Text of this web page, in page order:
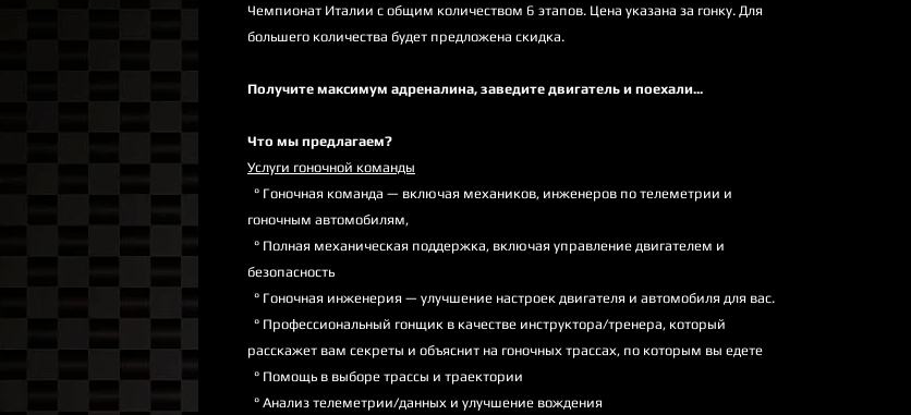
Чемпионат Италии с общим количеством 6 этапов. Цена указана за гонку. Для
большего количества будет предложена скидка.
Получите максимум адреналина, заведите двигатель и поехали...
Что мы предлагаем?
Услуги гоночной команды
° Гоночная команда — включая механиков, инженеров по телеметрии и
гоночным автомобилям,
° Полная механическая поддержка, включая управление двигателем и
безопасность
° Гоночная инженерия — улучшение настроек двигателя и автомобиля для вас.
° Профессиональный гонщик в качестве инструктора/тренера, который
расскажет вам секреты и объяснит на гоночных трассах, по которым вы едете
° Помощь в выборе трассы и траектории
° Анализ телеметрии/данных и улучшение вождения